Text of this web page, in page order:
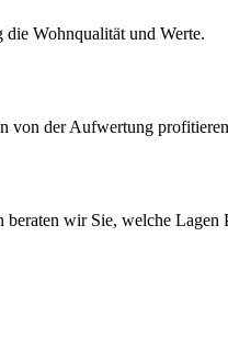
die Wohnqualität und Werte.
von der Aufwertung
wir Sie, welche Lagen